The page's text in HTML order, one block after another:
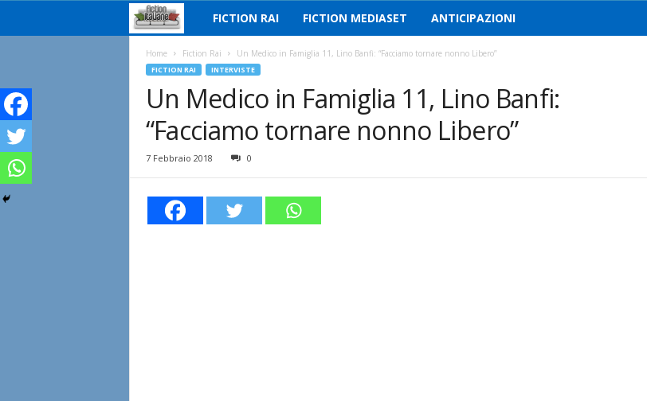
i
c
i
n
FICTION RAI FICTION MEDIASET ANTICIPAZIONI
Home Fiction Rai Un Medico in Famiglia 11, Lino Banfi: “Facciamo tornare nonno Libero”
FICTION RAI INTERVISTE
Un Medico in Famiglia 11, Lino Banfi:
“Facciamo tornare nonno Libero”
7 Febbraio 2018 0